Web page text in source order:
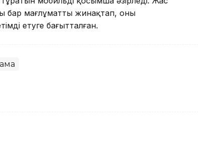
бар мағлұматты жинақтап, оны
етуге бағытталған.